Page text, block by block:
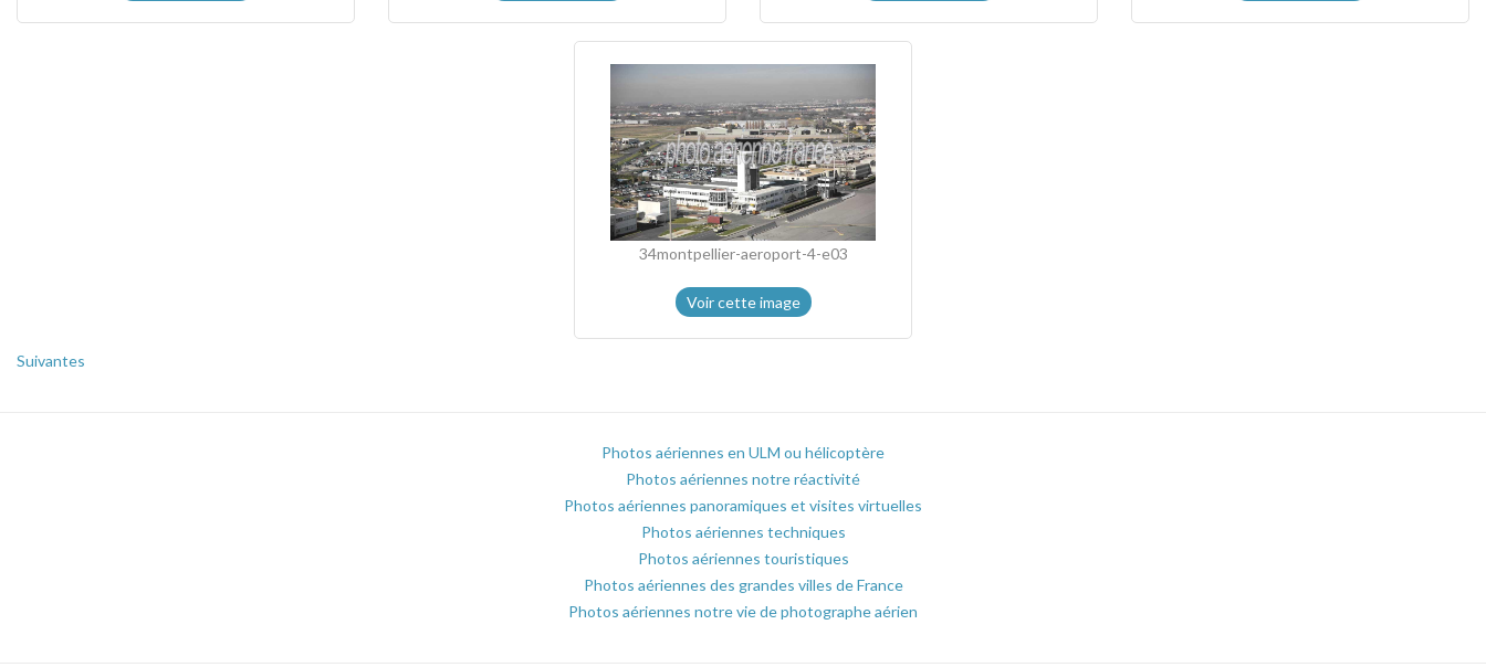
34montpellier-aeroport-4-e03
Voir cette image
Suivantes
Photos aériennes en ULM ou hélicoptère
Photos aériennes notre réactivité
Photos aériennes panoramiques et visites virtuelles
Photos aériennes techniques
Photos aériennes touristiques
Photos aériennes des grandes villes de France
Photos aériennes notre vie de photographe aérien